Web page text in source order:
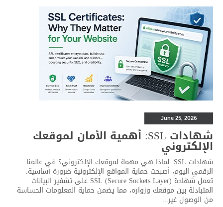
June 25, 2026
شهادات SSL: أهمية الأمان لموقعك
الإلكتروني
شهادات SSL: لماذا هي مهمة لموقعك الإلكتروني؟ في عالمنا
الرقمي اليوم، أصبحت حماية المواقع الإلكترونية ضرورة أساسية.
تعمل شهادة SSL (Secure Sockets Layer) على تشفير البيانات
المتبادلة بين موقعك وزواره، مما يضمن حماية المعلومات الحساسة
من الوصول غير...